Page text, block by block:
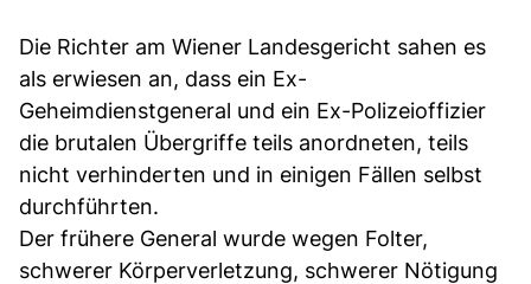
Die Richter am Wiener Landesgericht sahen es
als erwiesen an, dass ein Ex-
Geheimdienstgeneral und ein Ex-Polizeioffizier
die brutalen Übergriffe teils anordneten, teils
nicht verhinderten und in einigen Fällen selbst
durchführten.
Der frühere General wurde wegen Folter,
schwerer Körperverletzung, schwerer Nötigung